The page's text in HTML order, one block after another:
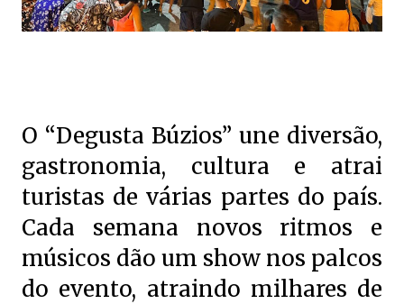
O “Degusta Búzios” une diversão,
gastronomia, cultura e atrai
turistas de várias partes do país.
Cada semana novos ritmos e
músicos dão um show nos palcos
do evento, atraindo milhares de